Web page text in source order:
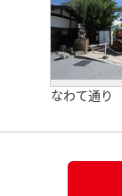
なわて通り